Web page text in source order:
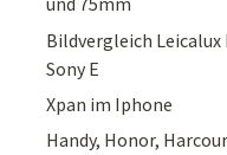
Bildvergleich
Sony E
Xpan im Iphone
Handy, Honor,